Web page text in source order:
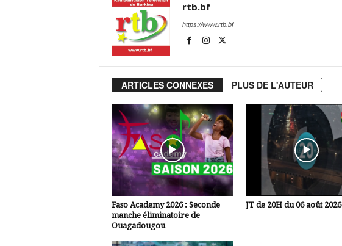
rtb.bf
https://www.rtb.bf
ARTICLES CONNEXES PLUS DE L'AUTEUR
Faso Academy 2026 : Seconde
manche éliminatoire de
Ouagadougou
JT de 20H du 06 août 2026